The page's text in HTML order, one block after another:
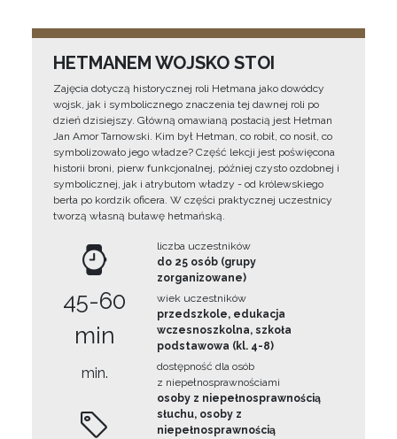
HETMANEM WOJSKO STOI
Zajęcia dotyczą historycznej roli Hetmana jako dowódcy
wojsk, jak i symbolicznego znaczenia tej dawnej roli po
dzień dzisiejszy. Główną omawianą postacią jest Hetman
Jan Amor Tarnowski. Kim był Hetman, co robił, co nosił, co
symbolizowało jego władze? Część lekcji jest poświęcona
historii broni, pierw funkcjonalnej, później czysto ozdobnej i
symbolicznej, jak i atrybutom władzy - od królewskiego
berła po kordzik oficera. W części praktycznej uczestnicy
tworzą własną buławę hetmańską.
45-60
min
min.
liczba uczestników
do 25 osób (grupy
zorganizowane)
wiek uczestników
przedszkole, edukacja
wczesnoszkolna, szkoła
podstawowa (kl. 4-8)
dostępność dla osób
z niepełnosprawnościami
osoby z niepełnosprawnością
słuchu, osoby z
niepełnosprawnością